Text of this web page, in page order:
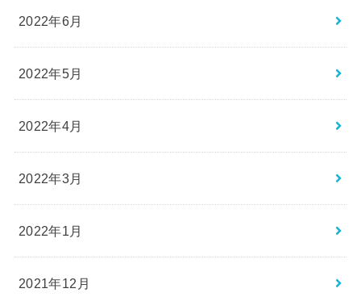
2022年6月
2022年5月
2022年4月
2022年3月
2022年1月
2021年12月